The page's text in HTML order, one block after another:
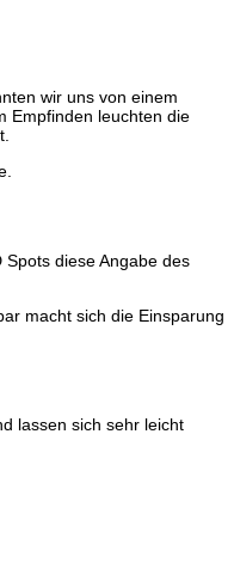
wir uns von einem
Empfinden leuchten die
diese Angabe des
macht sich die Einsparung
lassen sich sehr leicht